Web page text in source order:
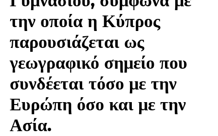
την οποία η Κύπρος
παρουσιάζεται ως
γεωγραφικό σημείο που
συνδέεται τόσο με την
Ευρώπη όσο και με την
Ασία.